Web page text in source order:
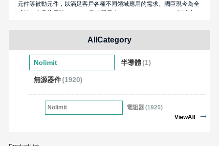
元件等被動元件，以滿足客戶各種不同領域應用的需求。國巨現今為全
球第一大晶片電阻 (R-Chip)及鉭質電容 (Tantalum Capacitor) 製造商、
40,000名員工。國巨的產品都瞄準在關鍵的垂直市場，包括航太、汽
車、5G電信、工業、醫療、物聯網、電源管理、綠色能源、電腦週邊設
備和消費電子產品。（2024年1月24日摘至YAGEO官網）
AllCategory
Nolimit 半導體(1)
無源器件(1920)
Nolimit 電阻器(1920)
ViewAll